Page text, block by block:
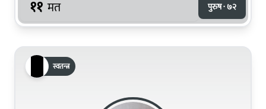
११ मत पुरुष · ७२
स्वतन्त्र